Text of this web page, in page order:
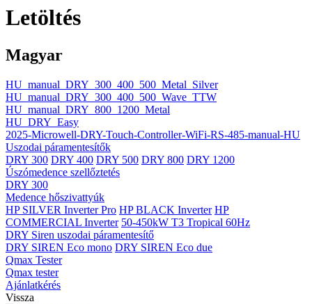
Letöltés
Magyar
HU_manual_DRY_300_400_500_Metal_Silver
HU_manual_DRY_300_400_500_Wave_TTW
HU_manual_DRY_800_1200_Metal
HU_DRY_Easy
2025-Microwell-DRY-Touch-Controller-WiFi-RS-485-manual-HU
Uszodai páramentesítők
DRY 300 DRY 400 DRY 500 DRY 800 DRY 1200
Úszómedence szellőztetés
DRY 300
Medence hőszivattyúk
HP SILVER Inverter Pro HP BLACK Inverter HP
COMMERCIAL Inverter 50-450kW T3 Tropical 60Hz
DRY Siren uszodai páramentesítő
DRY SIREN Eco mono DRY SIREN Eco due
Qmax Tester
Qmax tester
Ajánlatkérés
Vissza